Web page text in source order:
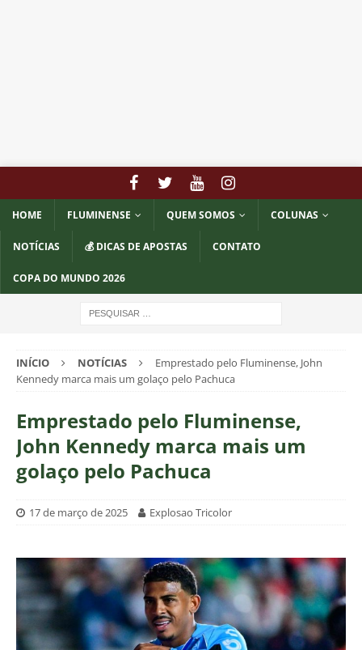
HOME FLUMINENSE QUEM SOMOS COLUNAS
NOTÍCIAS 💰 DICAS DE APOSTAS CONTATO
COPA DO MUNDO 2026
INÍCIO NOTÍCIAS
Emprestado pelo Fluminense, John
Kennedy marca mais um golaço pelo Pachuca
Emprestado pelo Fluminense,
John Kennedy marca mais um
golaço pelo Pachuca
17 de março de 2025 Explosao Tricolor